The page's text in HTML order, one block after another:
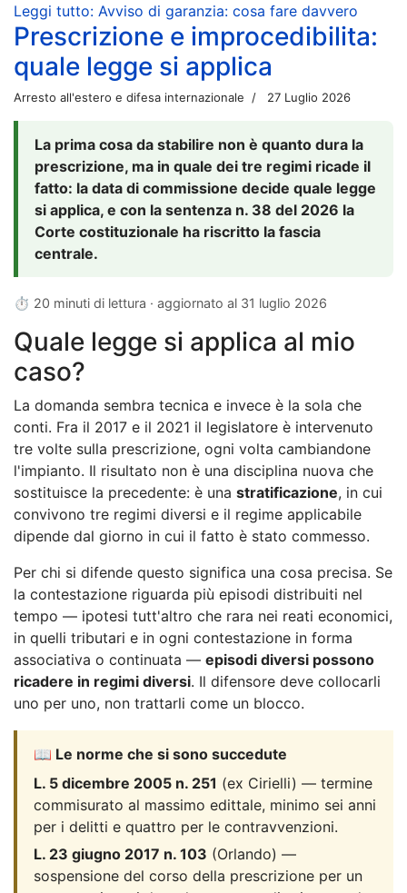
Leggi tutto: Avviso di garanzia: cosa fare davvero
Prescrizione e improcedibilita:
quale legge si applica
Arresto all'estero e difesa internazionale 27 Luglio 2026
La prima cosa da stabilire non è quanto dura la
prescrizione, ma in quale dei tre regimi ricade il
fatto: la data di commissione decide quale legge
si applica, e con la sentenza n. 38 del 2026 la
Corte costituzionale ha riscritto la fascia
centrale.
⏱ 20 minuti di lettura · aggiornato al 31 luglio 2026
Quale legge si applica al mio
caso?
La domanda sembra tecnica e invece è la sola che
conti. Fra il 2017 e il 2021 il legislatore è intervenuto
tre volte sulla prescrizione, ogni volta cambiandone
l'impianto. Il risultato non è una disciplina nuova che
sostituisce la precedente: è una stratificazione, in cui
convivono tre regimi diversi e il regime applicabile
dipende dal giorno in cui il fatto è stato commesso.
Per chi si difende questo significa una cosa precisa. Se
la contestazione riguarda più episodi distribuiti nel
tempo — ipotesi tutt'altro che rara nei reati economici,
in quelli tributari e in ogni contestazione in forma
associativa o continuata — episodi diversi possono
ricadere in regimi diversi. Il difensore deve collocarli
uno per uno, non trattarli come un blocco.
📖 Le norme che si sono succedute
L. 5 dicembre 2005 n. 251 (ex Cirielli) — termine
commisurato al massimo edittale, minimo sei anni
per i delitti e quattro per le contravvenzioni.
L. 23 giugno 2017 n. 103 (Orlando) —
sospensione del corso della prescrizione per un